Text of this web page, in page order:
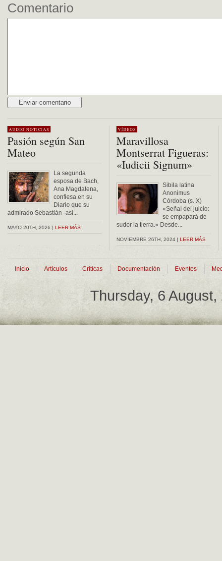
Comentario
AUDIO NOTICIAS
Pasión según San
Mateo
La segunda
esposa de Bach,
Ana Magdalena,
confiesa en su
Diario que su
admirado Sebastián -así...
MAYO 20TH, 2026 | LEER MÁS
VÍDEOS
Maravillosa
Montserrat Figueras:
«Iudicii Signum»
Sibila latina
Anonimus
Córdoba (s. X)
«Señal del juicio:
se empapará de
sudor la tierra.» Desde...
NOVIEMBRE 26TH, 2024 | LEER MÁS
Inicio Artículos Críticas Documentación Eventos
Thursday, 6